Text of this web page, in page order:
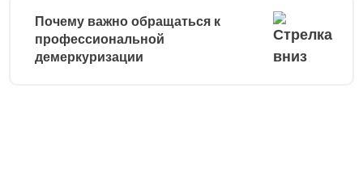
Почему важно обращаться к
профессиональной
демеркуризации